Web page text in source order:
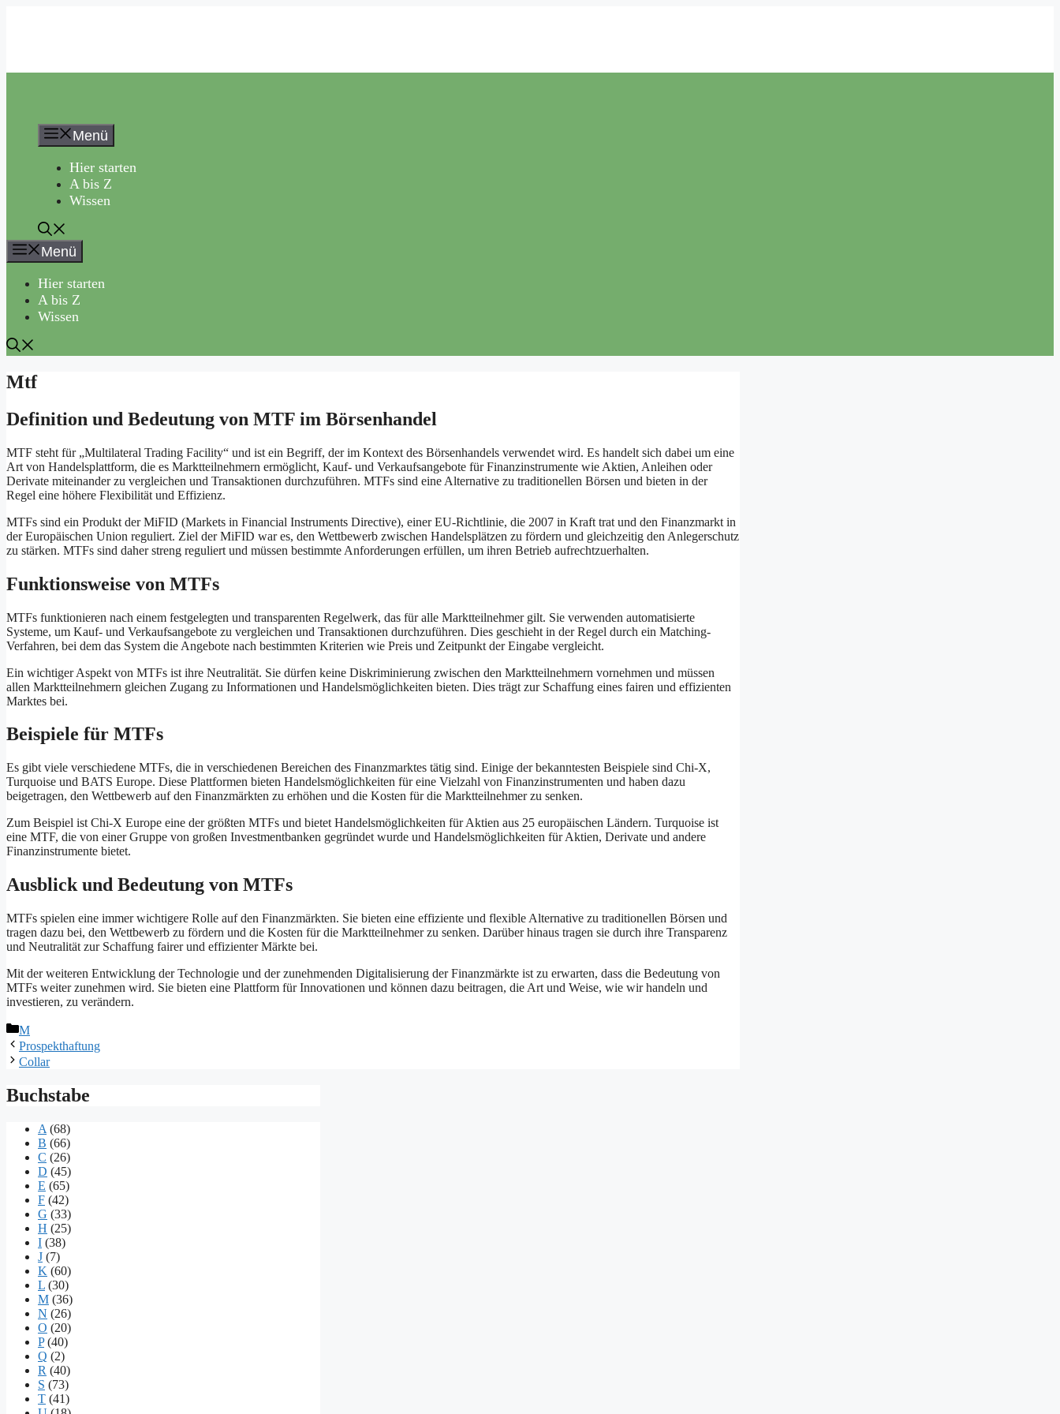
Menü
Hier starten
A bis Z
Wissen
Menü
Hier starten
A bis Z
Wissen
Mtf
Definition und Bedeutung von MTF im Börsenhandel
MTF steht für „Multilateral Trading Facility“ und ist ein Begriff, der im Kontext des Börsenhandels verwendet wird. Es handelt sich dabei um eine
Art von Handelsplattform, die es Marktteilnehmern ermöglicht, Kauf- und Verkaufsangebote für Finanzinstrumente wie Aktien, Anleihen oder
Derivate miteinander zu vergleichen und Transaktionen durchzuführen. MTFs sind eine Alternative zu traditionellen Börsen und bieten in der
Regel eine höhere Flexibilität und Effizienz.
MTFs sind ein Produkt der MiFID (Markets in Financial Instruments Directive), einer EU-Richtlinie, die 2007 in Kraft trat und den Finanzmarkt in
der Europäischen Union reguliert. Ziel der MiFID war es, den Wettbewerb zwischen Handelsplätzen zu fördern und gleichzeitig den Anlegerschutz
zu stärken. MTFs sind daher streng reguliert und müssen bestimmte Anforderungen erfüllen, um ihren Betrieb aufrechtzuerhalten.
Funktionsweise von MTFs
MTFs funktionieren nach einem festgelegten und transparenten Regelwerk, das für alle Marktteilnehmer gilt. Sie verwenden automatisierte
Systeme, um Kauf- und Verkaufsangebote zu vergleichen und Transaktionen durchzuführen. Dies geschieht in der Regel durch ein Matching-
Verfahren, bei dem das System die Angebote nach bestimmten Kriterien wie Preis und Zeitpunkt der Eingabe vergleicht.
Ein wichtiger Aspekt von MTFs ist ihre Neutralität. Sie dürfen keine Diskriminierung zwischen den Marktteilnehmern vornehmen und müssen
allen Marktteilnehmern gleichen Zugang zu Informationen und Handelsmöglichkeiten bieten. Dies trägt zur Schaffung eines fairen und effizienten
Marktes bei.
Beispiele für MTFs
Es gibt viele verschiedene MTFs, die in verschiedenen Bereichen des Finanzmarktes tätig sind. Einige der bekanntesten Beispiele sind Chi-X,
Turquoise und BATS Europe. Diese Plattformen bieten Handelsmöglichkeiten für eine Vielzahl von Finanzinstrumenten und haben dazu
beigetragen, den Wettbewerb auf den Finanzmärkten zu erhöhen und die Kosten für die Marktteilnehmer zu senken.
Zum Beispiel ist Chi-X Europe eine der größten MTFs und bietet Handelsmöglichkeiten für Aktien aus 25 europäischen Ländern. Turquoise ist
eine MTF, die von einer Gruppe von großen Investmentbanken gegründet wurde und Handelsmöglichkeiten für Aktien, Derivate und andere
Finanzinstrumente bietet.
Ausblick und Bedeutung von MTFs
MTFs spielen eine immer wichtigere Rolle auf den Finanzmärkten. Sie bieten eine effiziente und flexible Alternative zu traditionellen Börsen und
tragen dazu bei, den Wettbewerb zu fördern und die Kosten für die Marktteilnehmer zu senken. Darüber hinaus tragen sie durch ihre Transparenz
und Neutralität zur Schaffung fairer und effizienter Märkte bei.
Mit der weiteren Entwicklung der Technologie und der zunehmenden Digitalisierung der Finanzmärkte ist zu erwarten, dass die Bedeutung von
MTFs weiter zunehmen wird. Sie bieten eine Plattform für Innovationen und können dazu beitragen, die Art und Weise, wie wir handeln und
investieren, zu verändern.
Kategorien
M
Prospekthaftung
Collar
Buchstabe
A (68)
B (66)
C (26)
D (45)
E (65)
F (42)
G (33)
H (25)
I (38)
J (7)
K (60)
L (30)
M (36)
N (26)
O (20)
P(40)
Q (2)
R (40)
S (73)
T (41)